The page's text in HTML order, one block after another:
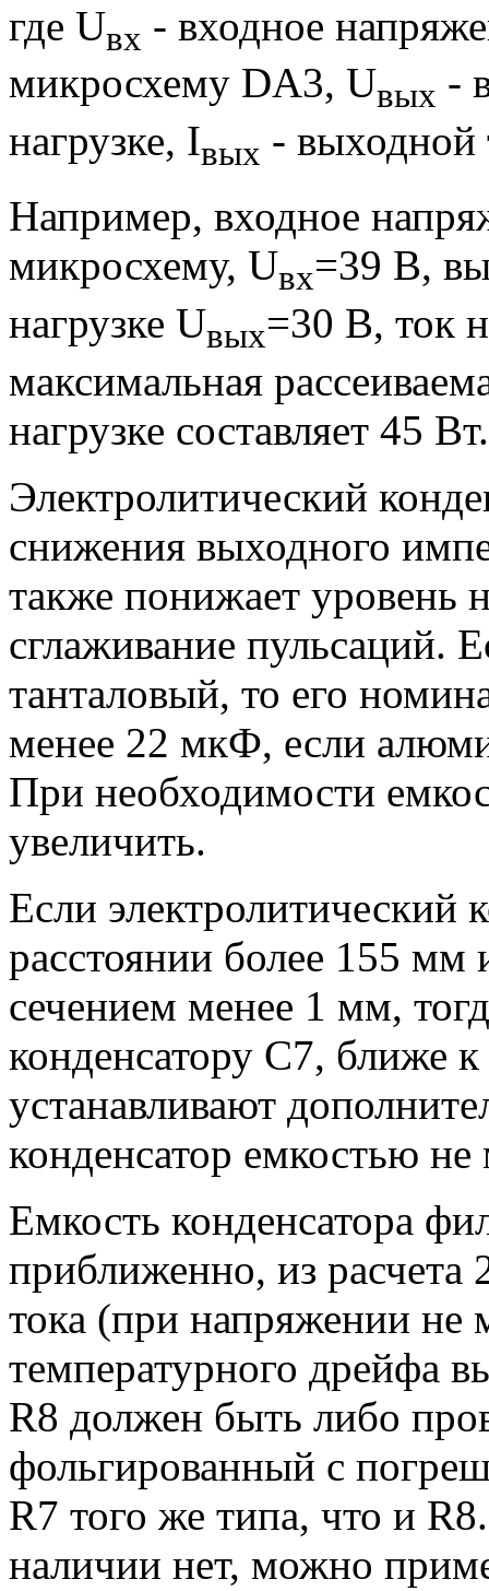
где Uвх - входное
микросхему DA3, Uвых -
нагрузке, Iвых - выходной
Например, входное
микросхему, Uвх=39 В,
нагрузке Uвых=30 В, ток
максимальная
нагрузке составляет 45 Вт.
Электролитический
снижения выходного
также понижает уровень
сглаживание пульсаций.
танталовый, то его
менее 22 мкФ, если
При необходимости
увеличить.
Если электролитический
расстоянии более 155
сечением менее 1 мм,
конденсатору С7, ближе
устанавливают
конденсатор емкостью
Емкость конденсатора
приближенно, из
тока (при напряжении
температурного дрейфа
R8 должен быть либо
фольгированный с
R7 того же типа, что и
наличии нет, можно